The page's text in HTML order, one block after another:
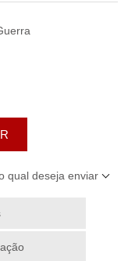
qual deseja enviar